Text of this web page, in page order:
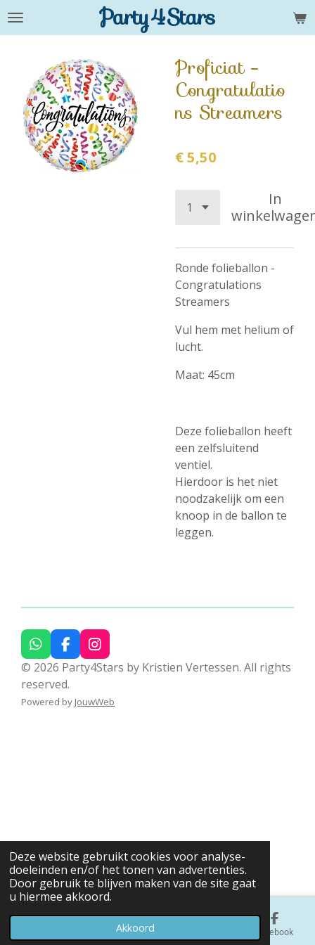
Deze website gebruikt cookies voor analyse-
doeleinden en/of het tonen van advertenties.
Door gebruik te blijven maken van de site gaat
u hiermee akkoord.
Akkoord
Ga
hoofdinhoud
Party4Stars
Proficiat -
Congratulatio
ns Streamers
€ 5,50
In
Ronde folieballon -
Congratulations
Streamers
Vul hem met helium of
lucht.
Maat: 45cm
Deze folieballon heeft
een zelfsluitend
ventiel.
Hierdoor is het niet
noodzakelijk om een
knoop in de ballon te
leggen.
W
h
a
t
s
F
a
c
e
b
I
n
s
a
© 2026 Party4Stars by Kristien Vertessen. All rights
reserved.
Powered by JouwWeb
Telefoonnummer Facebook